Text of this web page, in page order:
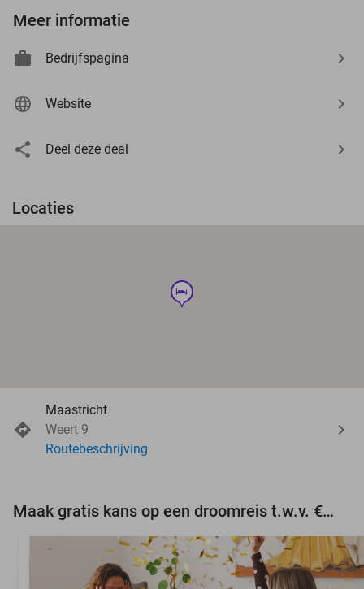
Meer informatie
Bedrijfspagina
Website
Deel deze deal
Locaties
hotel
Maastricht
Weert 9
Routebeschrijving
Maak gratis kans op een droomreis t.w.v. €3.000!